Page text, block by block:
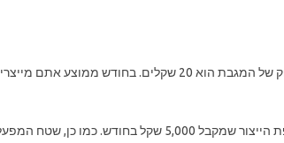
במפעל יש מנהל משמרת שמנהל את רצפת הייצור שמקבל 5,000 שקל